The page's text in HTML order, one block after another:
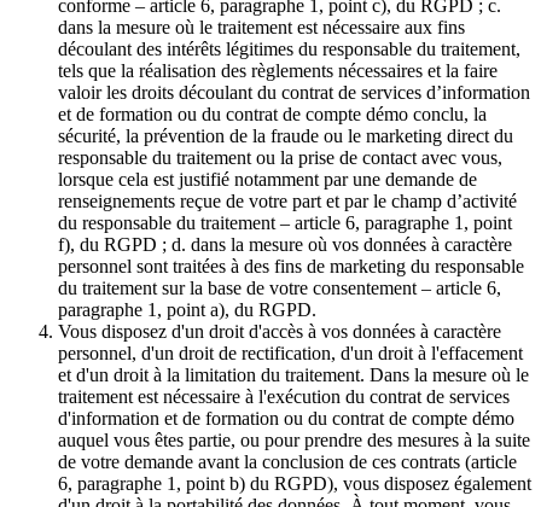
conforme – article 6, paragraphe 1, point c), du RGPD ; c.
dans la mesure où le traitement est nécessaire aux fins
découlant des intérêts légitimes du responsable du traitement,
tels que la réalisation des règlements nécessaires et la faire
valoir les droits découlant du contrat de services d’information
et de formation ou du contrat de compte démo conclu, la
sécurité, la prévention de la fraude ou le marketing direct du
responsable du traitement ou la prise de contact avec vous,
lorsque cela est justifié notamment par une demande de
renseignements reçue de votre part et par le champ d’activité
du responsable du traitement – article 6, paragraphe 1, point
f), du RGPD ; d. dans la mesure où vos données à caractère
personnel sont traitées à des fins de marketing du responsable
du traitement sur la base de votre consentement – article 6,
paragraphe 1, point a), du RGPD.
Vous disposez d'un droit d'accès à vos données à caractère
personnel, d'un droit de rectification, d'un droit à l'effacement
et d'un droit à la limitation du traitement. Dans la mesure où le
traitement est nécessaire à l'exécution du contrat de services
d'information et de formation ou du contrat de compte démo
auquel vous êtes partie, ou pour prendre des mesures à la suite
de votre demande avant la conclusion de ces contrats (article
6, paragraphe 1, point b) du RGPD), vous disposez également